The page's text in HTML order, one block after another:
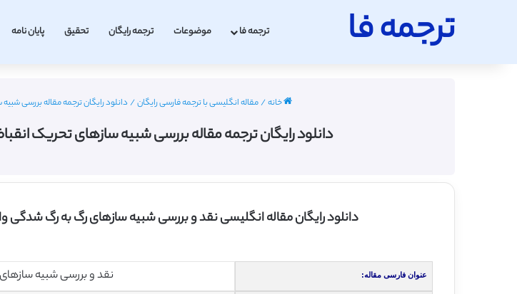
ترجمه فا ترجمه فا موضوعات ترجمه رایگان تحقیق پایان نامه
خانه/مقاله انگلیسی با ترجمه فارسی رایگان/ دانلود رایگان ترجمه مقاله بررسی شبیه
دانلود رایگان ترجمه مقاله بررسی شبیه سازهای تحریک انقباض
دانلود رایگان مقاله انگلیسی نقد و بررسی شبیه سازهای رگ به رگ شدگی
عنوان فارسی مقاله: نقد و بررسی شبیه